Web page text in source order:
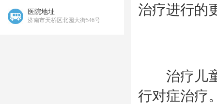
医院地址
济南市天桥区北园大街546号
治疗进行的
治疗儿童
行对症治疗